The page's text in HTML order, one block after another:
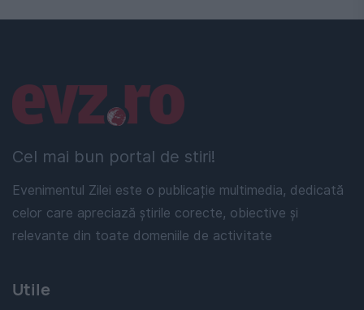
Cel mai bun portal de stiri!
Evenimentul Zilei este o publicație multimedia, dedicată
celor care apreciază știrile corecte, obiective și
relevante din toate domeniile de activitate
Linkuri utile
Utile